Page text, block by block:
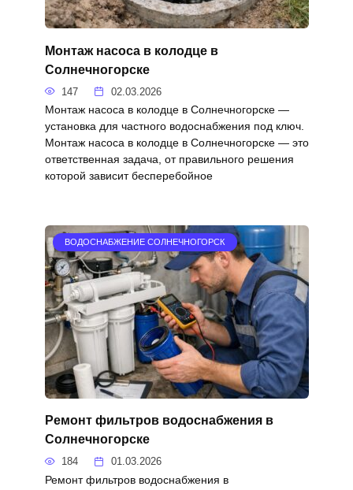
Монтаж насоса в колодце в
Солнечногорске
147 02.03.2026
Монтаж насоса в колодце в Солнечногорске —
установка для частного водоснабжения под ключ.
Монтаж насоса в колодце в Солнечногорске — это
ответственная задача, от правильного решения
которой зависит бесперебойное
ВОДОСНАБЖЕНИЕ СОЛНЕЧНОГОРСК
Ремонт фильтров водоснабжения в
Солнечногорске
184 01.03.2026
Ремонт фильтров водоснабжения в